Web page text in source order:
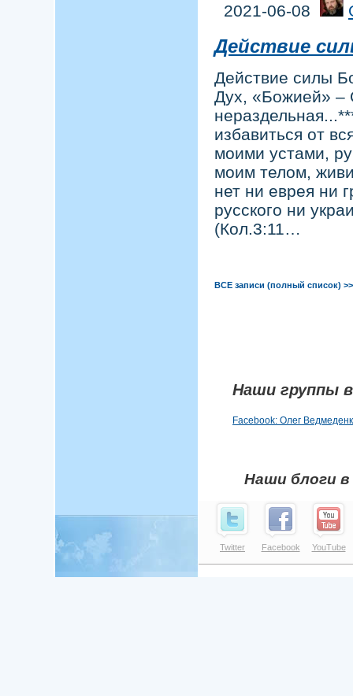
2021-06-08
Действие
Действие силы
Дух, «Божией» –
избавиться от
моими устами,
моим телом,
нет ни еврея ни
русского ни
(Кол.3:11…
ВСЕ записи (полный список)
Наши группы
Facebook: Олег
Наши блоги в
Twitter Facebook YouTube